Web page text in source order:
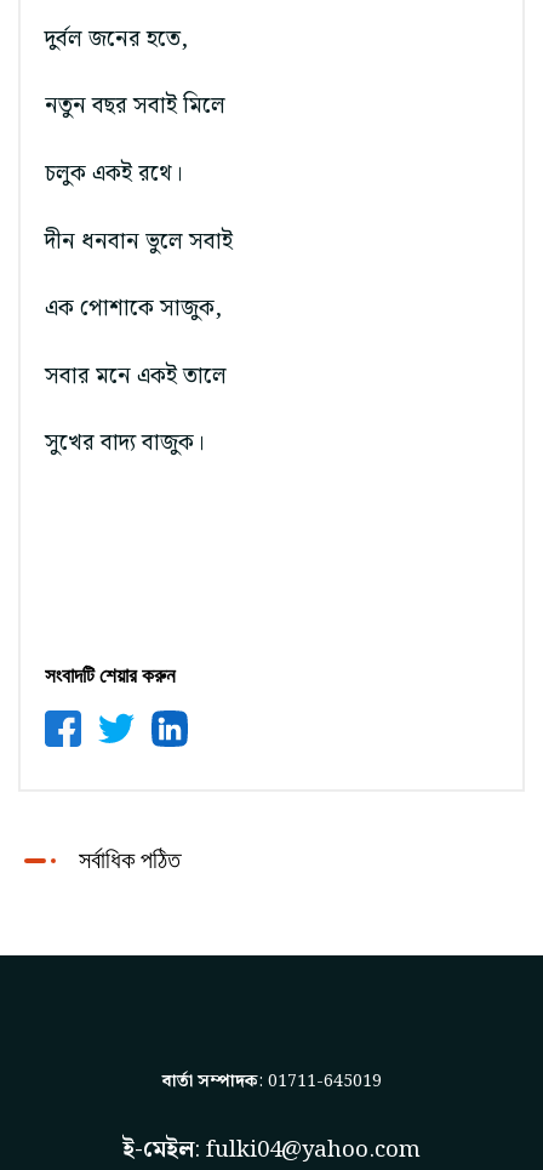
দুর্বল জনের হতে,
নতুন বছর সবাই মিলে
চলুক একই রথে।
দীন ধনবান ভুলে সবাই
এক পোশাকে সাজুক,
সবার মনে একই তালে
সুখের বাদ্য বাজুক।
সংবাদটি শেয়ার করুন
সর্বাধিক পঠিত
বার্তা সম্পাদক: 01711-645019
ই-মেইল: fulki04@yahoo.com